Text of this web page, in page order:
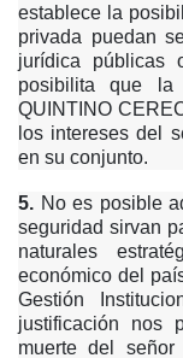
establece la
privada puedan
jurídica públicas
posibilita que
QUINTINO
los intereses del
en su conjunto.
5. No es posible
seguridad sirvan
naturales
económico del
Gestión
justificación nos
muerte del